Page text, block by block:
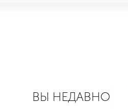
ВЫ НЕДАВНО